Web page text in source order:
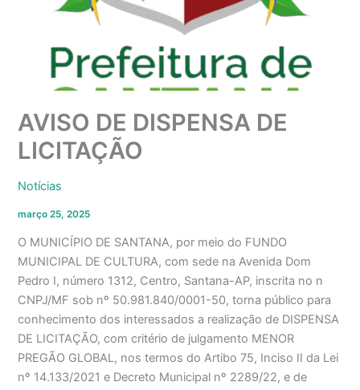
AVISO DE DISPENSA DE
LICITAÇÃO
Notícias
março 25, 2025
O MUNICÍPIO DE SANTANA, por meio do FUNDO
MUNICIPAL DE CULTURA, com sede na Avenida Dom
Pedro I, número 1312, Centro, Santana-AP, inscrita no n
CNPJ/MF sob nº 50.981.840/0001-50, torna público para
conhecimento dos interessados a realização de DISPENSA
DE LICITAÇÃO, com critério de julgamento MENOR
PREGÃO GLOBAL, nos termos do Artibo 75, Inciso II da Lei
nº 14.133/2021 e Decreto Municipal nº 2289/22, e de